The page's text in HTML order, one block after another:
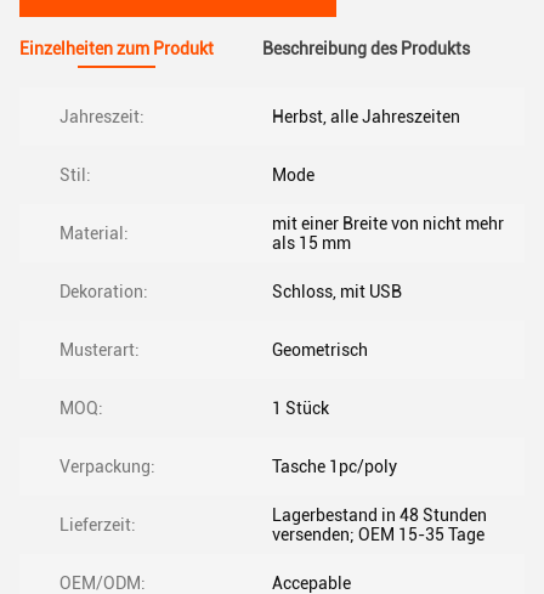
Einzelheiten zum Produkt Beschreibung des Produkts
Jahreszeit: Herbst, alle Jahreszeiten
Stil: Mode
Material:
mit einer Breite von nicht mehr
als 15 mm
Dekoration: Schloss, mit USB
Musterart: Geometrisch
MOQ: 1 Stück
Verpackung: Tasche 1pc/poly
Lieferzeit:
Lagerbestand in 48 Stunden
versenden; OEM 15-35 Tage
OEM/ODM: Accepable